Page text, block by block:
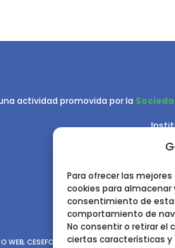
Para ofrecer las
cookies para
consentimiento de
comportamiento de
No consentir o retirar
ciertas características y
una actividad promovida por la
CESEFOR. POLÍTICA DE PRIVACIDAD.